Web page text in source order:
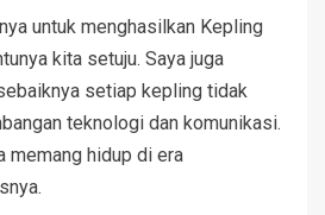
untuk menghasilkan Kepling
kita setuju. Saya juga
setiap kepling tidak
teknologi dan komunikasi.
memang hidup di era